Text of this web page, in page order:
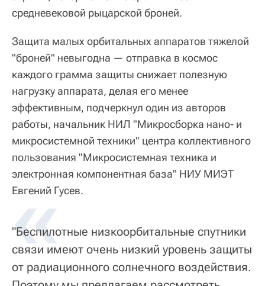
средневековой рыцарской броней.
Защита малых орбитальных аппаратов тяжелой
"броней" невыгодна — отправка в космос
каждого грамма защиты снижает полезную
нагрузку аппарата, делая его менее
эффективным, подчеркнул один из авторов
работы, начальник НИЛ "Микросборка нано- и
микросистемной техники" центра коллективного
пользования "Микросистемная техника и
электронная компонентная база" НИУ МИЭТ
Евгений Гусев.
«
"Беспилотные низкоорбитальные спутники
связи имеют очень низкий уровень защиты
от радиационного солнечного воздействия.